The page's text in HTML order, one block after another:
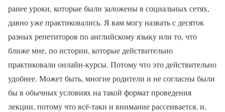
ранее уроки, которые были заложены в социальных сетях,
давно уже практиковались. Я вам могу назвать с десяток
разных репетиторов по английскому языку или то, что
ближе мне, по истории, которые действительно
практиковали онлайн-курсы. Потому что это действительно
удобнее. Может быть, многие родители и не согласны были
бы в обычных условиях на такой формат проведения
лекции, потому что всё-таки и внимание рассеивается, и,